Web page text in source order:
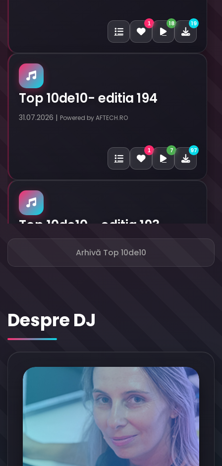
1 18 19
Top 10de10- editia 194
31.07.2026 | Powered by AFTECH.RO
1 7 97
Top 10de10 - editia 193
Arhivă Top 10de10
Despre DJ